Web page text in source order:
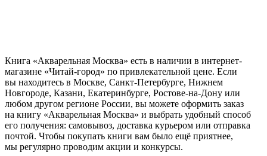
Книга «Акварельная Москва» есть в наличии в интернет-
магазине «Читай-город» по привлекательной цене. Если
вы находитесь в Москве, Санкт-Петербурге, Нижнем
Новгороде, Казани, Екатеринбурге, Ростове-на-Дону или
любом другом регионе России, вы можете оформить заказ
на книгу «Акварельная Москва» и выбрать удобный способ
его получения: самовывоз, доставка курьером или отправка
почтой. Чтобы покупать книги вам было ещё приятнее,
мы регулярно проводим акции и конкурсы.